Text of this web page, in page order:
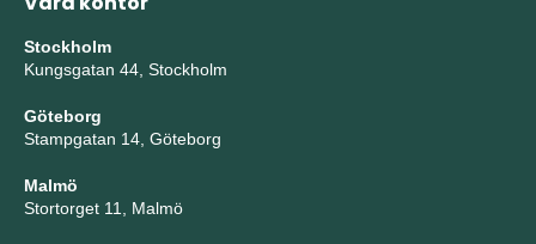
Stockholm
Kungsgatan 44, Stockholm
Göteborg
Stampgatan 14, Göteborg
Malmö
Stortorget 11, Malmö